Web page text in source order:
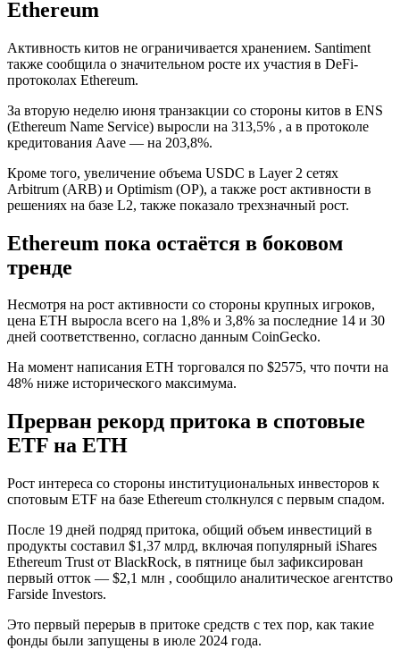
Ethereum
Активность китов не ограничивается хранением. Santiment
также сообщила о значительном росте их участия в DeFi-
протоколах Ethereum.
За вторую неделю июня транзакции со стороны китов в ENS
(Ethereum Name Service) выросли на 313,5% , а в протоколе
кредитования Aave — на 203,8%.
Кроме того, увеличение объема USDC в Layer 2 сетях
Arbitrum (ARB) и Optimism (OP), а также рост активности в
решениях на базе L2, также показало трехзначный рост.
Ethereum пока остаётся в боковом
тренде
Несмотря на рост активности со стороны крупных игроков,
цена ETH выросла всего на 1,8% и 3,8% за последние 14 и 30
дней соответственно, согласно данным CoinGecko.
На момент написания ETH торговался по $2575, что почти на
48% ниже исторического максимума.
Прерван рекорд притока в спотовые
ETF на ETH
Рост интереса со стороны институциональных инвесторов к
спотовым ETF на базе Ethereum столкнулся с первым спадом.
После 19 дней подряд притока, общий объем инвестиций в
продукты составил $1,37 млрд, включая популярный iShares
Ethereum Trust от BlackRock, в пятнице был зафиксирован
первый отток — $2,1 млн , сообщило аналитическое агентство
Farside Investors.
Это первый перерыв в притоке средств с тех пор, как такие
фонды были запущены в июле 2024 года.